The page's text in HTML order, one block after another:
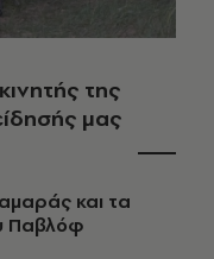
της
μας
και τα
Παβλόφ